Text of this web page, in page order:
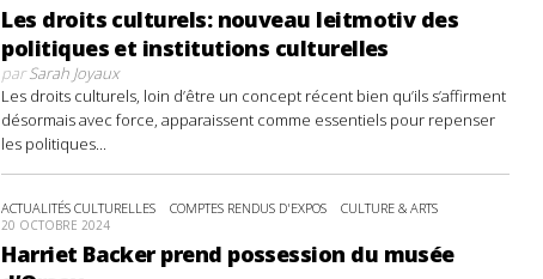
Les droits culturels: nouveau leitmotiv des
politiques et institutions culturelles
parSarah Joyaux
Les droits culturels, loin d’être un concept récent bien qu’ils s’affirment
désormais avec force, apparaissent comme essentiels pour repenser
les politiques...
ACTUALITÉS CULTURELLES COMPTES RENDUS D'EXPOS CULTURE & ARTS
20 OCTOBRE 2024
Harriet Backer prend possession du musée